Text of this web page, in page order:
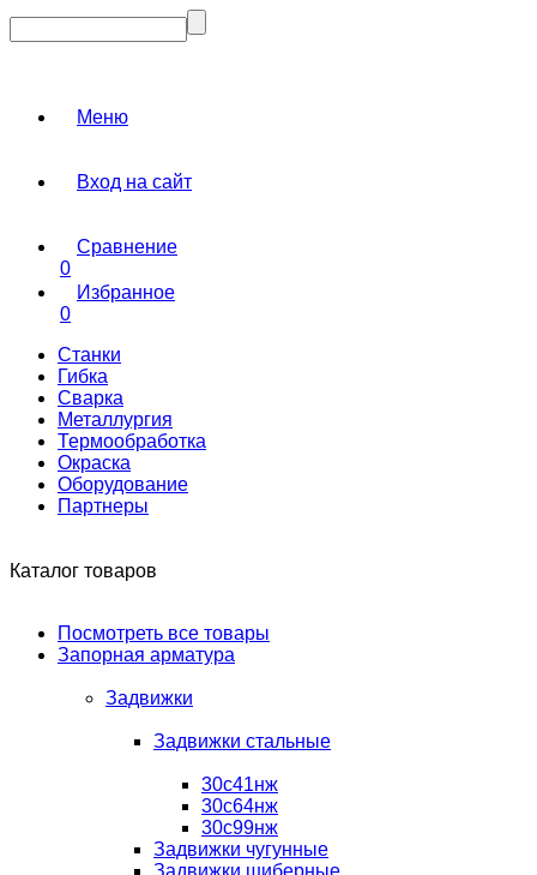
Меню
Вход на сайт
Сравнение
0
Избранное
0
Станки
Гибка
Сварка
Металлургия
Термообработка
Окраска
Оборудование
Партнеры
Каталог товаров
Посмотреть все товары
Запорная арматура
Задвижки
Задвижки стальные
30с41нж
30с64нж
30с99нж
Задвижки чугунные
Задвижки шиберные